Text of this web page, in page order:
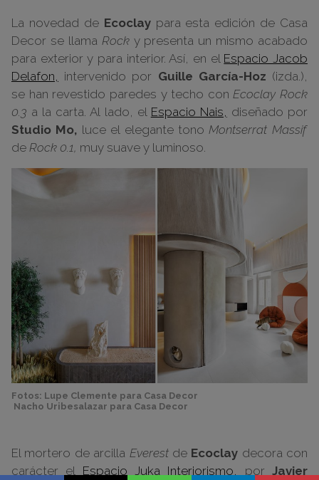
La novedad de Ecoclaypara esta edición de Casa
Decor se llama Rocky presenta un mismo acabado
para exterior y para interior. Así, en el Espacio Jacob
Delafon, intervenido por Guille García-Hoz (izda.),
se han revestido paredes y techo conEcoclay Rock
0.3 a la carta. Al lado, el Espacio Nais, diseñado por
Studio Mo, luce el elegante tonoMontserrat Massif
de Rock 0.1, muy suave y luminoso.
Fotos: Lupe Clemente para Casa Decor
Nacho Uribesalazar para Casa Decor
El mortero de arcilla Everestde Ecoclay decora con
carácter el Espacio Juka Interiorismo, porJavier